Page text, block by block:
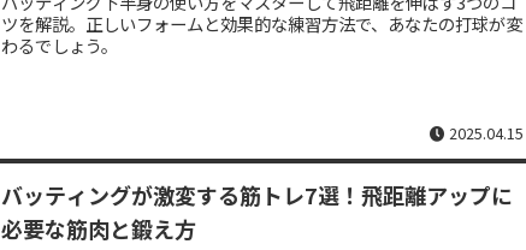
ツを解説。正しいフォームと効果的な練習方法で、あなたの打球が変
わるでしょう。
2025.04.15
バッティングが激変する筋トレ7選！飛距離アップに
必要な筋肉と鍛え方